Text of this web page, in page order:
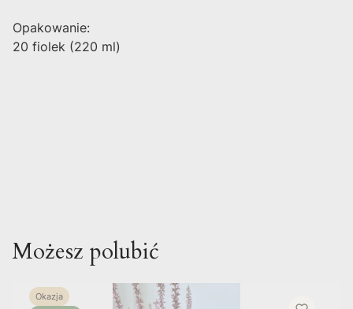
Opakowanie:
20 fiolek (220 ml)
Możesz polubić
Okazja